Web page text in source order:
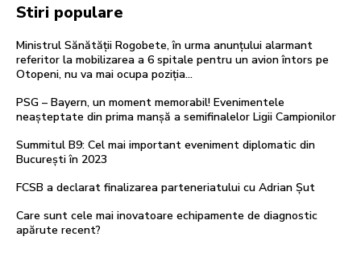
Stiri populare
Ministrul Sănătății Rogobete, în urma anunțului alarmant
referitor la mobilizarea a 6 spitale pentru un avion întors pe
Otopeni, nu va mai ocupa poziția...
PSG – Bayern, un moment memorabil! Evenimentele
neașteptate din prima manșă a semifinalelor Ligii Campionilor
Summitul B9: Cel mai important eveniment diplomatic din
București în 2023
FCSB a declarat finalizarea parteneriatului cu Adrian Șut
Care sunt cele mai inovatoare echipamente de diagnostic
apărute recent?